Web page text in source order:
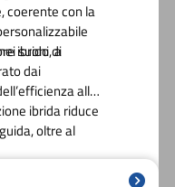
della versione
dal 1966, agli
di design
Cassina, la
alla nuova Era